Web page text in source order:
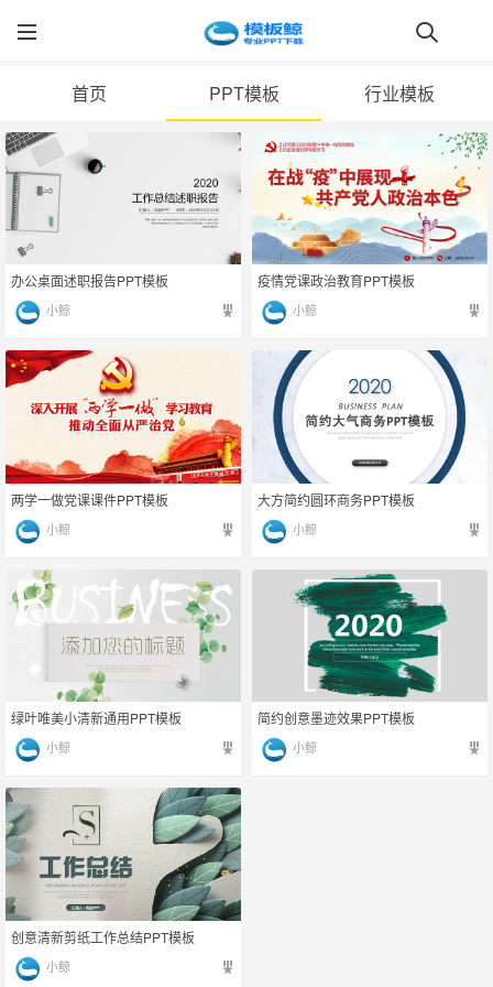
首页 PPT模板 行业模板
办公桌面述职报告PPT模板
小鲸
疫情党课政治教育PPT模板
小鲸
两学一做党课课件PPT模板
小鲸
大方简约圆环商务PPT模板
小鲸
绿叶唯美小清新通用PPT模板
小鲸
简约创意墨迹效果PPT模板
小鲸
创意清新剪纸工作总结PPT模板
小鲸